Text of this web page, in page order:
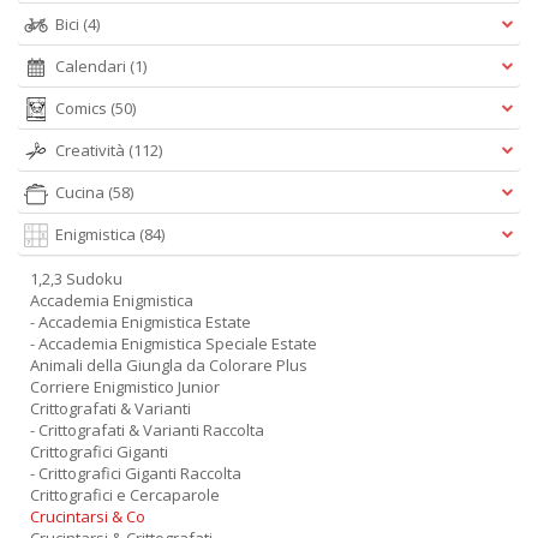
Bici (4)
Calendari (1)
Comics (50)
Creatività (112)
Cucina (58)
Enigmistica (84)
1,2,3 Sudoku
Accademia Enigmistica
- Accademia Enigmistica Estate
- Accademia Enigmistica Speciale Estate
Animali della Giungla da Colorare Plus
Corriere Enigmistico Junior
Crittografati & Varianti
- Crittografati & Varianti Raccolta
Crittografici Giganti
- Crittografici Giganti Raccolta
Crittografici e Cercaparole
Crucintarsi & Co